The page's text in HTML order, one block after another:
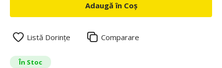
Adaugă în Coș
Listă Dorințe Comparare
În Stoc